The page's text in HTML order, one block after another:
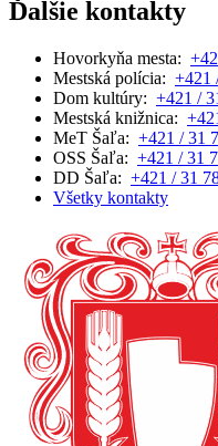
Ďalšie kontakty
Hovorkyňa mesta:
Mestská polícia: +421
Dom kultúry: +421 /
Mestská knižnica:
MeT Šaľa: +421 / 31
OSS Šaľa: +421 / 31
DD Šaľa: +421 / 31
Všetky kontakty